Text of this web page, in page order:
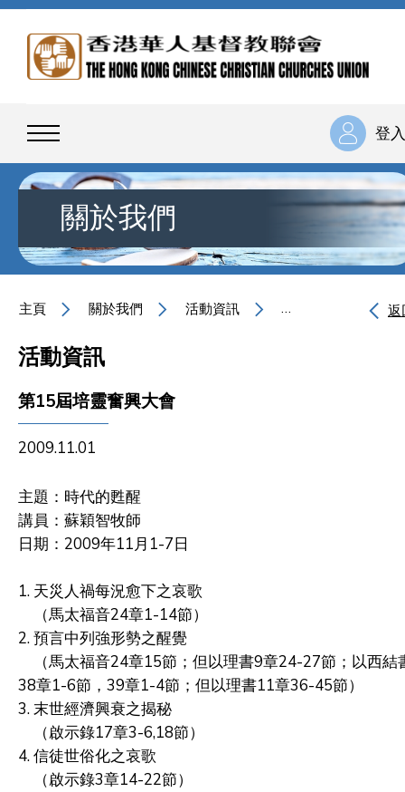
登入
關於我們
主頁 關於我們 活動資訊 第15屆培靈奮興大返
活動資訊
第15屆培靈奮興大會
2009.11.01
主題：時代的甦醒
講員：蘇穎智牧師
日期：2009年11月1-7日
1. 天災人禍每況愈下之哀歌
（馬太福音24章1-14節）
2. 預言中列強形勢之醒覺
（馬太福音24章15節；但以理書9章24-27節；以西結
38章1-6節，39章1-4節；但以理書11章36-45節）
3. 末世經濟興衰之揭秘
（啟示錄17章3-6,18節）
4. 信徒世俗化之哀歌
（啟示錄3章14-22節）